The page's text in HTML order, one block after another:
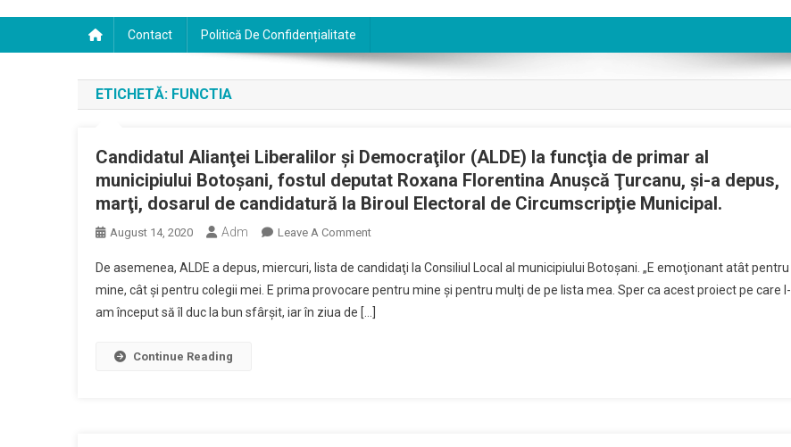
Contact Politică De Confidențialitate
ETICHETĂ: FUNCTIA
Candidatul Alianţei Liberalilor şi Democraţilor (ALDE) la funcţia de primar al
municipiului Botoşani, fostul deputat Roxana Florentina Anuşcă Ţurcanu, şi-a depus,
marţi, dosarul de candidatură la Biroul Electoral de Circumscripţie Municipal.
August 14, 2020 Adm Leave A CommentOn
Alianţei
Liberalilor
Şi
De asemenea, ALDE a depus, miercuri, lista de candidaţi la Consiliul Local al municipiului Botoşani. „E emoţionant atât pentru
mine, cât şi pentru colegii mei. E prima provocare pentru mine şi pentru mulţi de pe lista mea. Sper ca acest proiect pe care l-
am început să îl duc la bun sfârşit, iar în ziua de […]
Continue Reading